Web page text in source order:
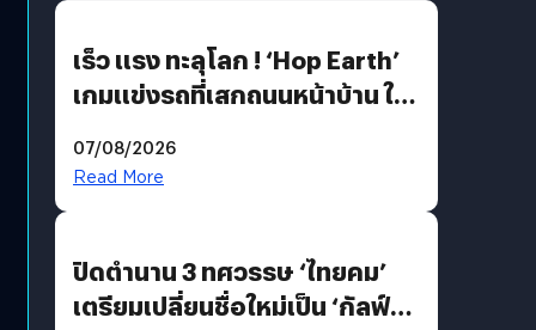
เร็ว แรง ทะลุโลก ! ‘Hop Earth’
เกมแข่งรถที่เสกถนนหน้าบ้าน ให้
07/08/2026
Read More
ปิดตำนาน 3 ทศวรรษ ‘ไทยคม’
เตรียมเปลี่ยนชื่อใหม่เป็น ‘กัลฟ์